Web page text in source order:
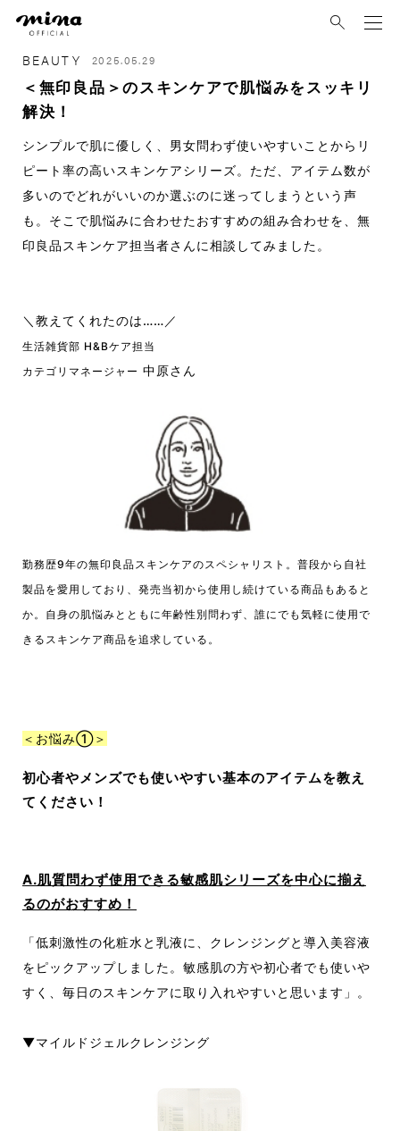
BEAUTY 2025.05.29
＜無印良品＞のスキンケアで肌悩みをスッキリ
解決！
シンプルで肌に優しく、男女問わず使いやすいことからリ
ピート率の高いスキンケアシリーズ。ただ、アイテム数が
多いのでどれがいいのか選ぶのに迷ってしまうという声
も。そこで肌悩みに合わせたおすすめの組み合わせを、無
印良品スキンケア担当者さんに相談してみました。
＼教えてくれたのは……／
生活雑貨部 H&Bケア担当
カテゴリマネージャー 中原さん
勤務歴9年の無印良品スキンケアのスペシャリスト。普段から自社
製品を愛用しており、発売当初から使用し続けている商品もあると
か。自身の肌悩みとともに年齢性別問わず、誰にでも気軽に使用で
きるスキンケア商品を追求している。
＜お悩み①＞
初心者やメンズでも使いやすい基本のアイテムを教え
てください！
A.肌質問わず使用できる敏感肌シリーズを中心に揃え
るのがおすすめ！
「低刺激性の化粧水と乳液に、クレンジングと導入美容液
をピックアップしました。敏感肌の方や初心者でも使いや
すく、毎日のスキンケアに取り入れやすいと思います」。
▼マイルドジェルクレンジング